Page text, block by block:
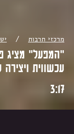
מרכזי תרבות /
"המפעל" מציג
עכשווית ויצירה
3:17